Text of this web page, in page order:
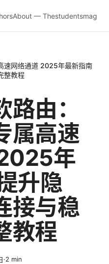
About — Thestudentsmag
速网络通道 2025年最新指南
整教程
由：
属高速
年
升隐
接与稳
教程
·2 min